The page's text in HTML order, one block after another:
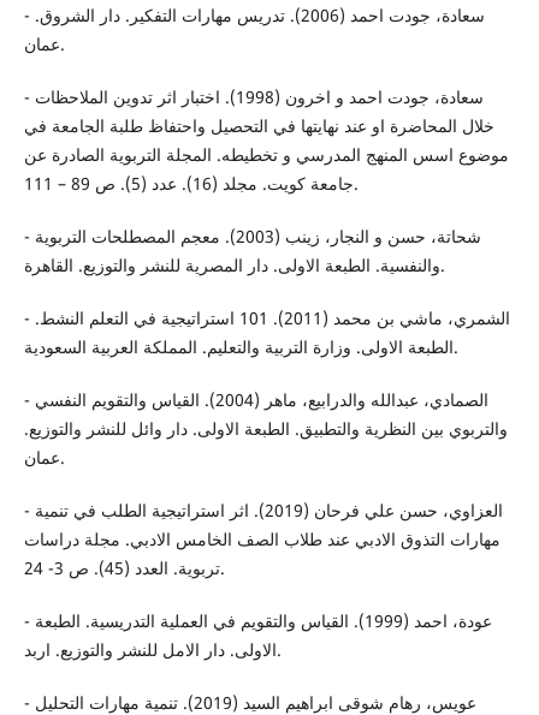
- سعادة، جودت احمد (2006). تدريس مهارات التفكير. دار الشروق.
عمان.
- سعادة، جودت احمد و اخرون (1998). اختبار اثر تدوين الملاحظات
خلال المحاضرة او عند نهايتها في التحصيل واحتفاظ طلبة الجامعة في
موضوع اسس المنهج المدرسي و تخطيطه. المجلة التربوية الصادرة عن
جامعة كويت. مجلد (16). عدد (5). ص 89 – 111.
- شحاتة، حسن و النجار، زينب (2003). معجم المصطلحات التربوية
والنفسية. الطبعة الاولى. دار المصرية للنشر والتوزيع. القاهرة.
- الشمري، ماشي بن محمد (2011). 101 استراتيجية في التعلم النشط.
الطبعة الاولى. وزارة التربية والتعليم. المملكة العربية السعودية.
- الصمادي، عبدالله والدرابيع، ماهر (2004). القياس والتقويم النفسي
والتربوي بين النظرية والتطبيق. الطبعة الاولى. دار وائل للنشر والتوزيع.
عمان.
- العزاوي، حسن علي فرحان (2019). اثر استراتيجية الطلب في تنمية
مهارات التذوق الادبي عند طلاب الصف الخامس الادبي. مجلة دراسات
تربوية. العدد (45). ص 3- 24.
- عودة، احمد (1999). القياس والتقويم في العملية التدريسية. الطبعة
الاولى. دار الامل للنشر والتوزيع. اربد.
- عويس، رهام شوقى ابراهيم السيد (2019). تنمية مهارات التحليل